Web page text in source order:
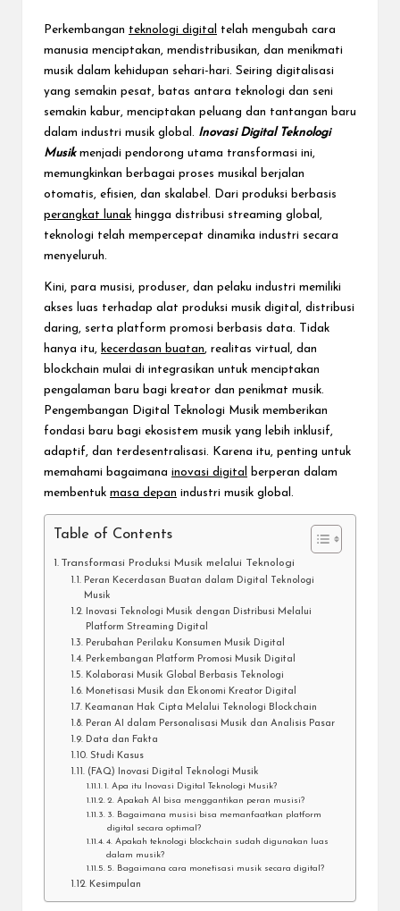
Perkembangan teknologi digital
telah mengubah cara
manusia menciptakan, mendistribusikan, dan menikmati
musik dalam kehidupan sehari-hari. Seiring digitalisasi
yang semakin pesat, batas antara teknologi dan seni
semakin kabur, menciptakan peluang dan tantangan baru
dalam industri musik global. Inovasi Digital Teknologi
Musik menjadi pendorong utama transformasi ini,
memungkinkan berbagai proses musikal berjalan
otomatis, efisien, dan skalabel. Dari produksi berbasis
perangkat lunak hingga distribusi streaming global,
teknologi telah mempercepat dinamika industri secara
menyeluruh.
Kini, para musisi, produser, dan pelaku industri memiliki
akses luas terhadap alat produksi musik digital, distribusi
daring, serta platform promosi berbasis data. Tidak
hanya itu,
kecerdasan buatan , realitas virtual, dan
blockchain mulai di integrasikan untuk menciptakan
pengalaman baru bagi kreator dan penikmat musik.
Pengembangan Digital Teknologi Musik memberikan
fondasi baru bagi ekosistem musik yang lebih inklusif,
adaptif, dan terdesentralisasi. Karena itu, penting untuk
memahami bagaimana inovasi digital
berperan dalam
membentuk masa depan industri musik global.
Table of Contents
Transformasi Produksi Musik melalui Teknologi
Peran Kecerdasan Buatan dalam Digital Teknologi
Musik
Inovasi Teknologi Musik dengan Distribusi Melalui
Platform Streaming Digital
Perubahan Perilaku Konsumen Musik Digital
Perkembangan Platform Promosi Musik Digital
Kolaborasi Musik Global Berbasis Teknologi
Monetisasi Musik dan Ekonomi Kreator Digital
Keamanan Hak Cipta Melalui Teknologi Blockchain
Peran AI dalam Personalisasi Musik dan Analisis Pasar
Data dan Fakta
Studi Kasus
(FAQ) Inovasi Digital Teknologi Musik
1. Apa itu Inovasi Digital Teknologi Musik?
2. Apakah AI bisa menggantikan peran musisi?
3. Bagaimana musisi bisa memanfaatkan platform
digital secara optimal?
4. Apakah teknologi blockchain sudah digunakan luas
dalam musik?
5. Bagaimana cara monetisasi musik secara digital?
Kesimpulan